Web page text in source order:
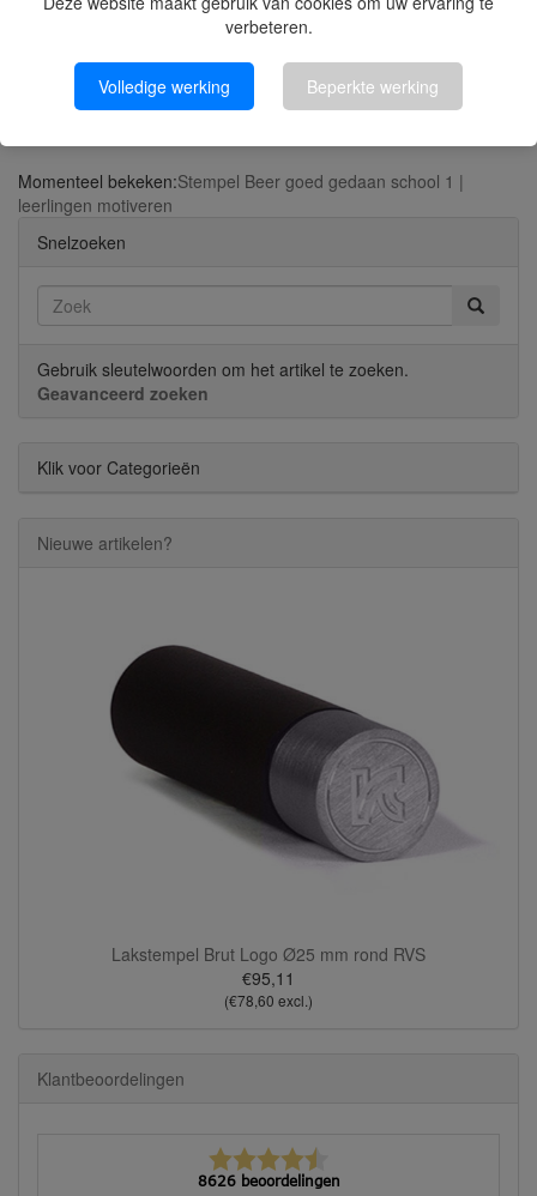
verbeteren.
Volledige werking
Beperkte werking
Kerststempel 51 Gelukkige feestdagen
Momenteel bekeken:Stempel Beer goed gedaan school 1 |
leerlingen motiveren
Snelzoeken
Gebruik sleutelwoorden om het artikel te zoeken.
Geavanceerd zoeken
Klik voor Categorieën
Nieuwe artikelen?
Lakstempel Brut Logo Ø25 mm rond RVS
€95,11
(€78,60 excl.)
Klantbeoordelingen
8626 beoordelingen